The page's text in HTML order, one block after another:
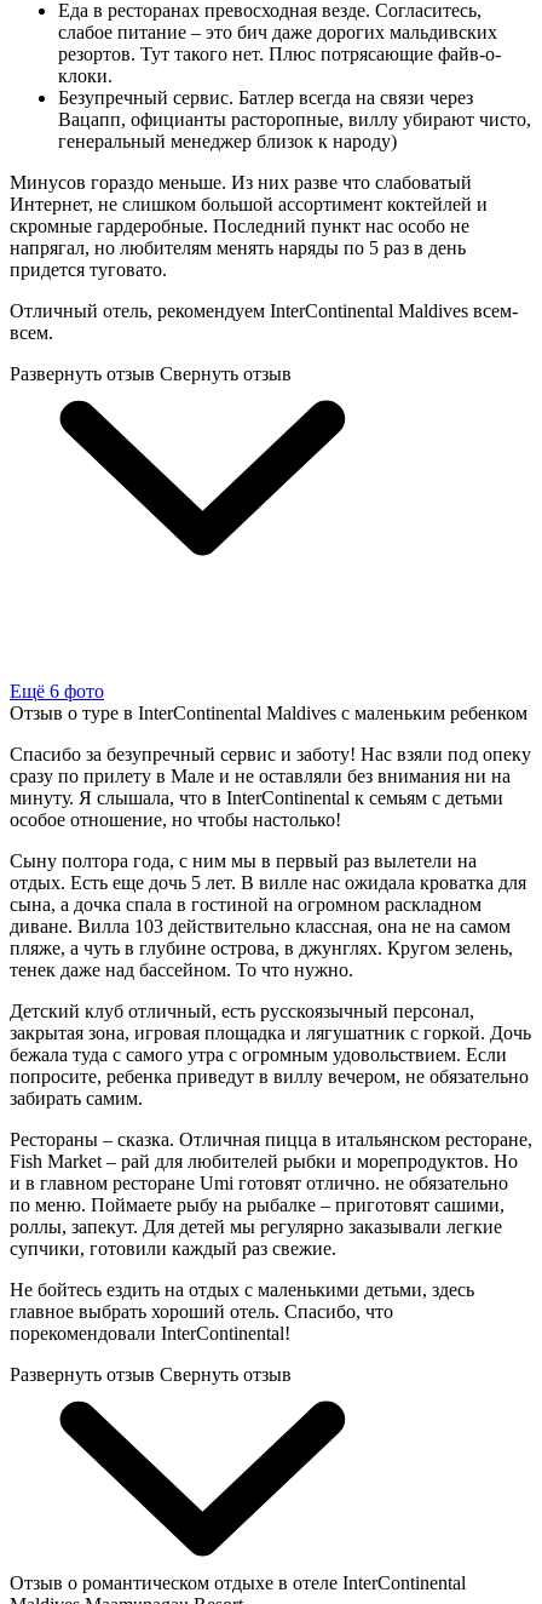
Еда в ресторанах превосходная везде. Согласитесь,
слабое питание – это бич даже дорогих мальдивских
резортов. Тут такого нет. Плюс потрясающие файв-о-
клоки.
Безупречный сервис. Батлер всегда на связи через
Вацапп, официанты расторопные, виллу убирают чисто,
генеральный менеджер близок к народу)
Минусов гораздо меньше. Из них разве что слабоватый
Интернет, не слишком большой ассортимент коктейлей и
скромные гардеробные. Последний пункт нас особо не
напрягал, но любителям менять наряды по 5 раз в день
придется туговато.
Отличный отель, рекомендуем InterContinental Maldives всем-
всем.
Развернуть отзыв Свернуть отзыв
Ещё 6 фото
Отзыв о туре в InterContinental Maldives с маленьким ребенком
Спасибо за безупречный сервис и заботу! Нас взяли под опеку
сразу по прилету в Мале и не оставляли без внимания ни на
минуту. Я слышала, что в InterContinental к семьям с детьми
особое отношение, но чтобы настолько!
Сыну полтора года, с ним мы в первый раз вылетели на
отдых. Есть еще дочь 5 лет. В вилле нас ожидала кроватка для
сына, а дочка спала в гостиной на огромном раскладном
диване. Вилла 103 действительно классная, она не на самом
пляже, а чуть в глубине острова, в джунглях. Кругом зелень,
тенек даже над бассейном. То что нужно.
Детский клуб отличный, есть русскоязычный персонал,
закрытая зона, игровая площадка и лягушатник с горкой. Дочь
бежала туда с самого утра с огромным удовольствием. Если
попросите, ребенка приведут в виллу вечером, не обязательно
забирать самим.
Рестораны – сказка. Отличная пицца в итальянском ресторане,
Fish Market – рай для любителей рыбки и морепродуктов. Но
и в главном ресторане Umi готовят отлично. не обязательно
по меню. Поймаете рыбу на рыбалке – приготовят сашими,
роллы, запекут. Для детей мы регулярно заказывали легкие
супчики, готовили каждый раз свежие.
Не бойтесь ездить на отдых с маленькими детьми, здесь
главное выбрать хороший отель. Спасибо, что
порекомендовали InterContinental!
Развернуть отзыв Свернуть отзыв
Отзыв о романтическом отдыхе в отеле InterContinental